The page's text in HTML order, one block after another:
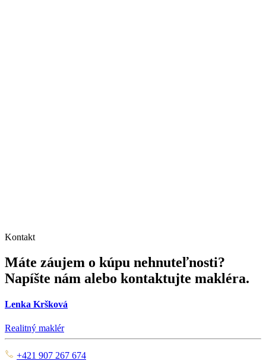
Kontakt
Máte záujem o kúpu nehnuteľnosti?
Napíšte nám alebo kontaktujte makléra.
Lenka Kršková
Realitný maklér
+421 907 267 674